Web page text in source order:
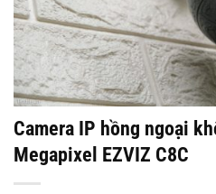
Camera IP hồng ngoại
Megapixel EZVIZ C8C